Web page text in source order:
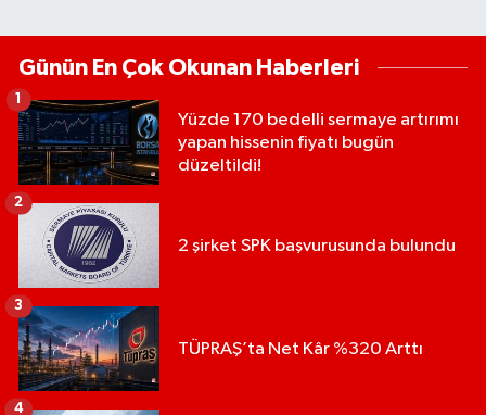
Günün En Çok Okunan Haberleri
Yüzde 170 bedelli sermaye artırımı
yapan hissenin fiyatı bugün
düzeltildi!
2 şirket SPK başvurusunda bulundu
2
TÜPRAŞ’ta Net Kâr %320 Arttı
3
4